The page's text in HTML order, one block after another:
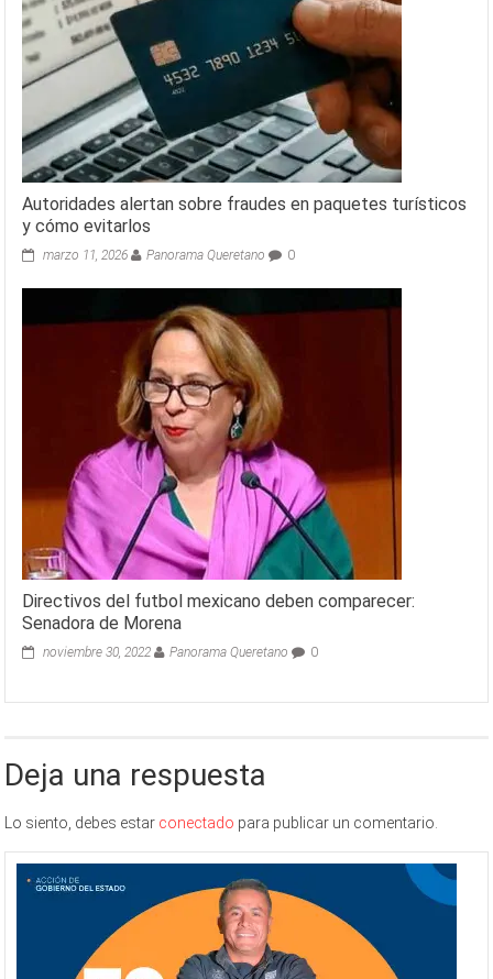
Autoridades alertan sobre fraudes en paquetes turísticos
y cómo evitarlos
marzo 11, 2026 Panorama Queretano 0
Directivos del futbol mexicano deben comparecer:
Senadora de Morena
noviembre 30, 2022 Panorama Queretano 0
Deja una respuesta
Lo siento, debes estar conectado para publicar un comentario.